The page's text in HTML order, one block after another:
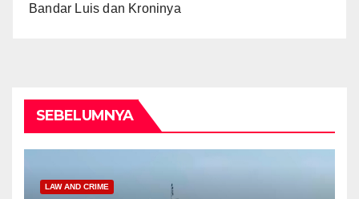
Bandar Luis dan Kroninya
SEBELUMNYA
LAW AND CRIME